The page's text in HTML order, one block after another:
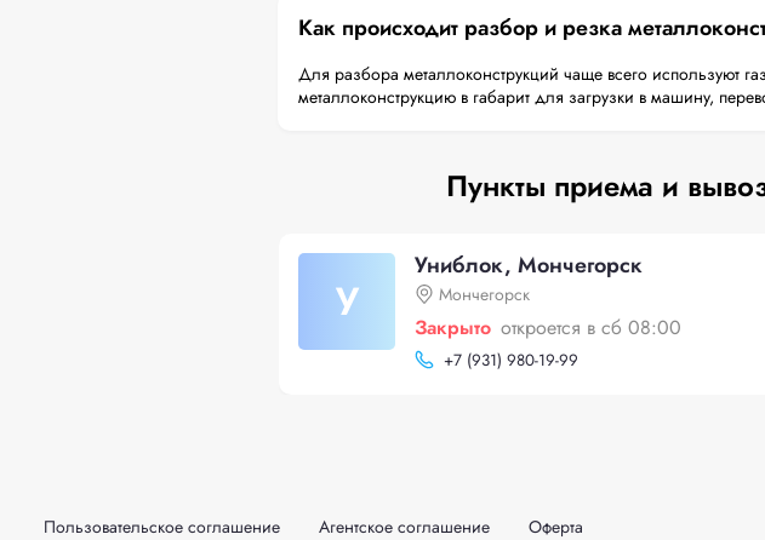
Как происходит разбор и резка
Для разбора металлоконструкций чаще всего используют
металлоконструкцию в габарит для загрузки в машину,
Пункты приема и
У
Униблок, Мончегорск
Мончегорск
Закрыто откроется в сб 08:00
+7 (931) 980-19-99
Пользовательское соглашение Агентское соглашение Оферта